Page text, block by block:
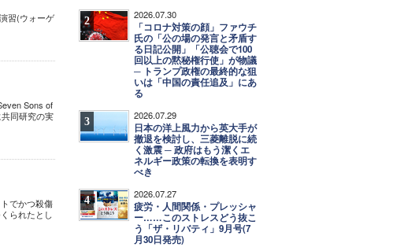
習(ウォーゲ
Sons of
同研究の実
でかつ殺傷
られたとし
2 2026.07.30
「コロナ対策の顔」ファウチ
氏の「公の場の発言と矛盾す
る日記公開」「公聴会で100
回以上の黙秘権行使」が物議
─ トランプ政権の最終的な狙
いは「中国の責任追及」にあ
る
3 2026.07.29
日本の洋上風力から英大手が
撤退を検討し、三菱離脱に続
く激震 ─ 政府はもう潔くエ
ネルギー政策の転換を表明す
べき
4 2026.07.27
疲労・人間関係・プレッシャ
ー……このストレスどう抜こ
う「ザ・リバティ」9月号(7
月30日発売)